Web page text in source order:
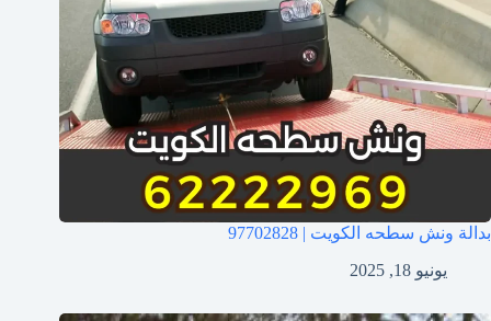
بدالة ونش سطحه الكويت | 97702828
يونيو 18, 2025